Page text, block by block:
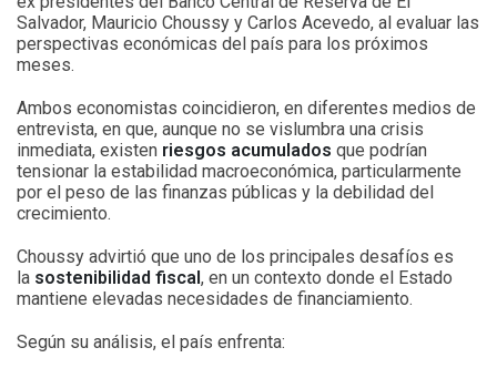
Salvador, Mauricio Choussy y Carlos Acevedo, al evaluar las
perspectivas económicas del país para los próximos
meses.
Ambos economistas coincidieron, en diferentes medios de
entrevista, en que, aunque no se vislumbra una crisis
inmediata, existen riesgos acumulados que podrían
tensionar la estabilidad macroeconómica, particularmente
por el peso de las finanzas públicas y la debilidad del
crecimiento.
Choussy advirtió que uno de los principales desafíos es
la sostenibilidad fiscal, en un contexto donde el Estado
mantiene elevadas necesidades de financiamiento.
Según su análisis, el país enfrenta: